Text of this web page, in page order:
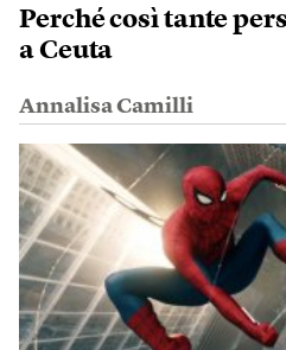
Perché così tante
a Ceuta
Annalisa Camilli